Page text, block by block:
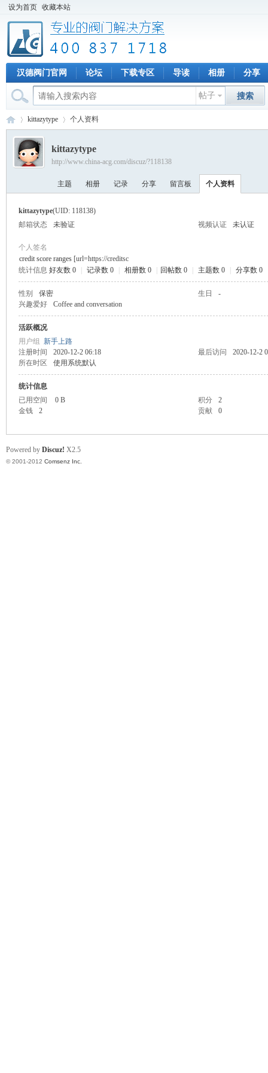
设为首页 收藏本站
汉德阀门官网 论坛 下载专区 导读 相册 分享
帖子 搜索
›
kittazytype 个人资料
kittazytype
http://www.china-acg.com/discuz/?118138
主题 相册 记录 分享 留言板 个人资料
kittazytype(UID: 118138)
邮箱状态
未验证 视频认证 未认证
个人签名
credit score ranges [url=https://creditsc
统计信息 好友数 0 记录数 0 相册数 0 回帖数 0 主题数 0 分享数 0
性别 保密 生日
-
兴趣爱好
Coffee and conversation
活跃概况
用户组 新手上路
注册时间
2020-12-2 06:18 最后访问
2020-12-2
所在时区
使用系统默认
统计信息
已用空间
0 B 积分
2
金钱
2 贡献 0
Powered by Discuz! X2.5
© 2001-2012 Comsenz Inc.